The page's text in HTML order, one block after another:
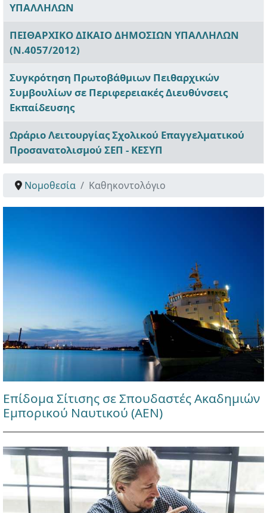
ΥΠΑΛΛΗΛΩΝ
ΠΕΙΘΑΡΧΙΚΟ ΔΙΚΑΙΟ ΔΗΜΟΣΙΩΝ ΥΠΑΛΛΗΛΩΝ
(Ν.4057/2012)
Συγκρότηση Πρωτοβάθμιων Πειθαρχικών
Συμβουλίων σε Περιφερειακές Διευθύνσεις
Εκπαίδευσης
Ωράριο Λειτουργίας Σχολικού Επαγγελματικού
Προσανατολισμού ΣΕΠ - ΚΕΣΥΠ
Νομοθεσία Καθηκοντολόγιο
Επίδομα Σίτισης σε Σπουδαστές Ακαδημιών
Εμπορικού Ναυτικού (ΑΕΝ)